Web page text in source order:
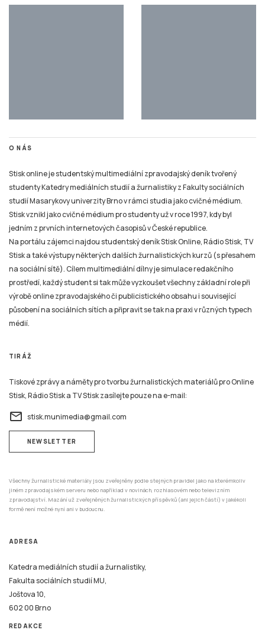
O NÁS
Stisk online je studentský multimediální zpravodajský deník tvořený
studií Masarykovy univerzity Brno v rámci studia jako cvičné médium.
Stisk vznikl jako cvičné médium pro studenty už v roce 1997, kdy byl
jedním z prvních internetových časopisů v České republice.
Na portálu zájemci najdou studentský deník Stisk Online, Rádio Stisk, TV
Stisk a také výstupy některých dalších žurnalistických kurzů (s přesahem
na sociální sítě). Cílem multimediální dílny je simulace redakčního
prostředí, každý student si tak může vyzkoušet všechny základní role při
výrobě online zpravodajského či publicistického obsahu i související
působení na sociálních sítích a připravit se tak na praxi v různých typech
médií.
TIRÁŽ
Tiskové zprávy a náměty pro tvorbu žurnalistických materiálů pro Online
email stisk.munimedia@gmail.com
NEWSLETTER
Všechny žurnalistické materiály jsou zveřejněny podle stejných pravidel jako na kterémkoliv
formě není možné nyní ani v budoucnu.
ADRESA
Katedra mediálních studií a žurnalistiky,
Joštova 10,
602 00 Brno
REDAKCE